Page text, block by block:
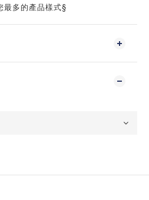
最多的產品樣式§